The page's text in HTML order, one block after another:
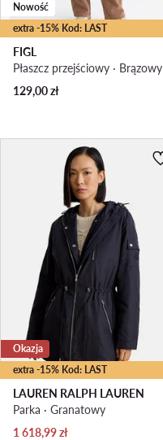
extra -15% Kod: LAST
Nowość
FIGL
Płaszcz przejściowy · Brązowy
129,00zł
extra -15% Kod: LAST
Okazja
LAUREN RALPH LAUREN
Parka · Granatowy
Aktualna cena
1 618,99zł